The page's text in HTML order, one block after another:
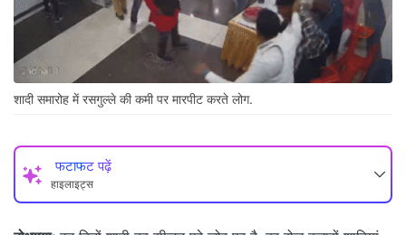
शादी समारोह में रसगुल्ले की कमी पर मारपीट करते लोग.
फटाफट पढ़ें
हाइलाइट्स